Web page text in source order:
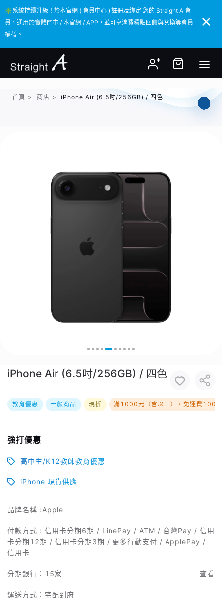
✳️系統持續升級！於本官網 ( 會員中心 ) 註冊及綁定 您的 Straight A 會
員，通用於實體門市 / 本官網 / APP，並可享消費積點回饋與兌換等會員
權益。
✳️系統持續升級！於本官網 ( 會員中心 ) 註冊及綁定 您的 Straight A 會
員，通用於實體門市 / 本官網 / APP，並可享消費積點回饋與兌換等會員
權益。
首頁 > 商店 > iPhone Air (6.5吋/256GB) / 四色
iPhone Air (6.5吋/256GB) / 四色
教育優惠 一般商品 現折 滿1000元（含以上），免運費100元
強打優惠
高中生/K12教師教育優惠
iPhone 現貨供應
品牌名稱 :Apple
付款方式 : 信用卡分期6期 / LinePay / ATM / 台灣Pay / 信用
卡分期12期 / 信用卡分期3期 / 更多行動支付 / ApplePay /
信用卡
分期銀行： 15家 查看
運送方式：宅配到府